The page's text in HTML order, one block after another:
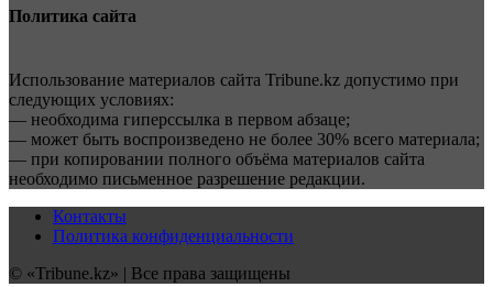
Политика сайта
Использование материалов сайта Tribune.kz допустимо при
следующих условиях:
— необходима гиперссылка в первом абзаце;
— может быть воспроизведено не более 30% всего материала;
— при копировании полного объёма материалов сайта
необходимо письменное разрешение редакции.
Контакты
Политика конфиденциальности
© «Tribune.kz» | Все права защищены